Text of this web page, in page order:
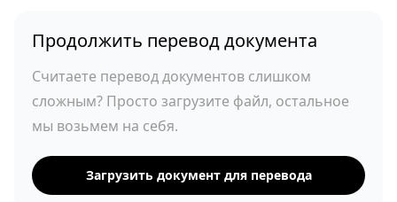
Продолжить перевод документа
Считаете перевод документов слишком
сложным? Просто загрузите файл, остальное
мы возьмем на себя.
Загрузить документ для перевода